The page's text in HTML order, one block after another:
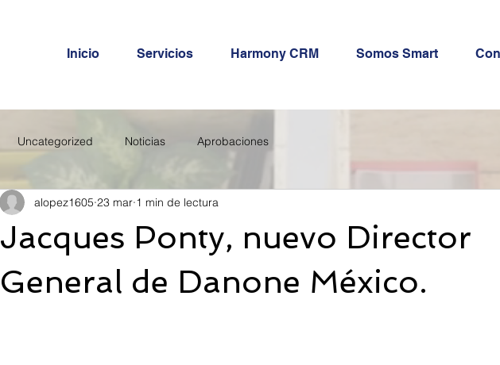
Inicio Servicios Harmony CRM Somos Smart
Uncategorized Noticias Aprobaciones
Jacques Ponty, nuevo Director
General de Danone México.
alopez1605 23 mar 1 min de lectura